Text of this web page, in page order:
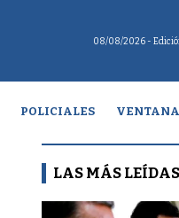
08/08/2026 -
POLICIALES
LAS MÁS LEÍDAS